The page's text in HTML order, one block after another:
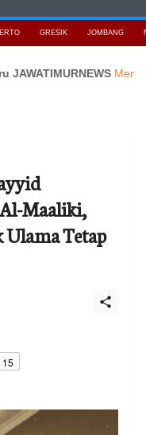
GRESIK JOMBANG
Mengusung
Maaliki,
Ulama Tetap
15